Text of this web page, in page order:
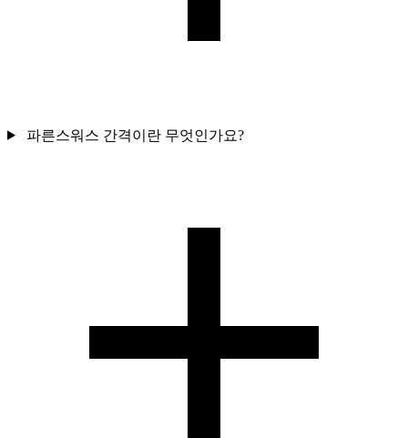
파른스워스 간격이란 무엇인가요?